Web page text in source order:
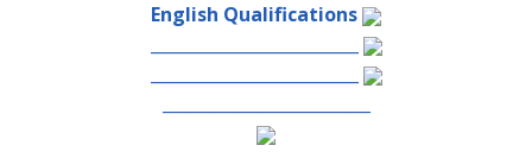
English Qualifications